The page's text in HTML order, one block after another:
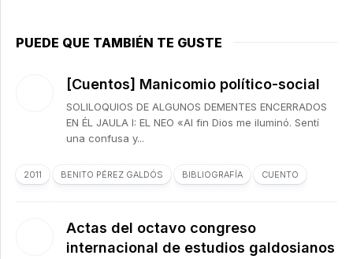
PUEDE QUE TAMBIÉN TE GUSTE
[Cuentos] Manicomio político-social
SOLILOQUIOS DE ALGUNOS DEMENTES ENCERRADOS
EN ÉL JAULA I: EL NEO «Al fin Dios me iluminó. Sentí
una confusa y...
2011 BENITO PÉREZ GALDÓS BIBLIOGRAFÍA CUENTO
Actas del octavo congreso
internacional de estudios galdosianos